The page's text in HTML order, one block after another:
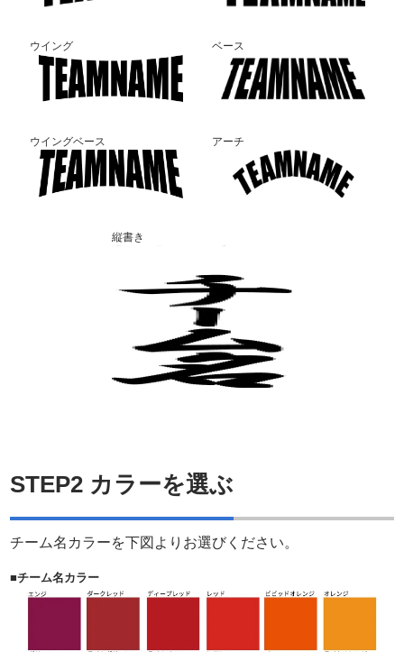
ウイング ベース
ウイングベース アーチ
縦書き
STEP2 カラーを選ぶ
チーム名カラーを下図よりお選びください。
■チーム名カラー